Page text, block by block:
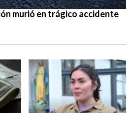
murió en trágico accidente